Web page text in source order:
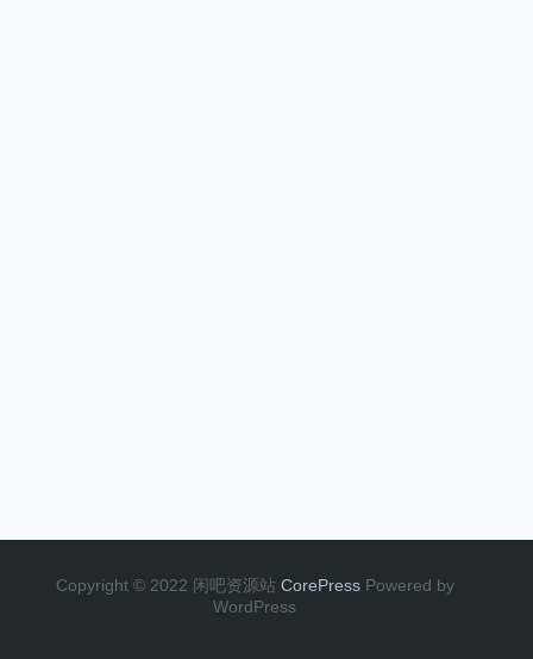
Copyright © 2022 闲吧资源站 CorePress Powered by
WordPress